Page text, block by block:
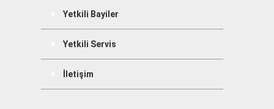
Yetkili Bayiler
Yetkili Servis
İletişim